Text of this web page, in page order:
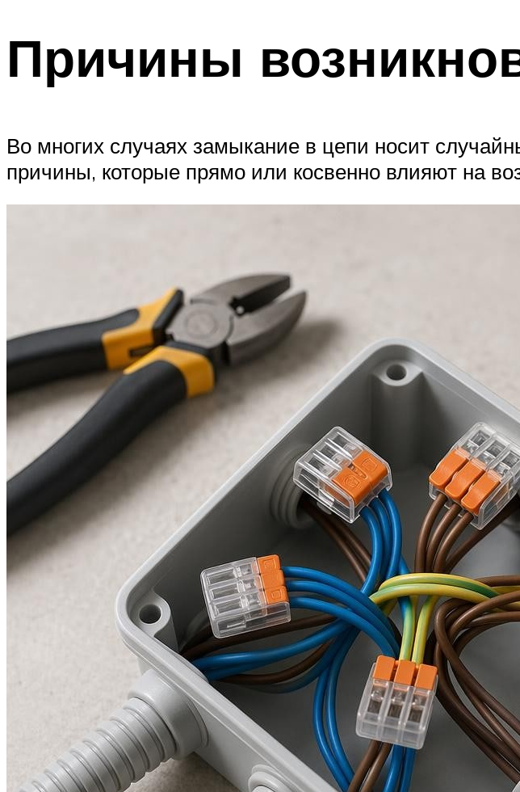
Причины
Во многих случаях замыкание в цепи носит
причины, которые прямо или косвенно влияют на